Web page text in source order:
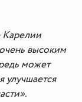
Карелии
высоким
может
улучшается